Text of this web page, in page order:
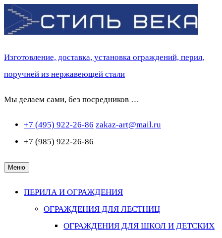
Перейти
к
Изготовление, доставка, установка ограждений, перил,
поручней из нержавеющей стали
Мы делаем сами, без посредников …
+7 (495) 922-26-86 zakaz-art@mail.ru
+7 (985) 922-26-86
Меню
ПЕРИЛА И ОГРАЖДЕНИЯ
ОГРАЖДЕНИЯ ДЛЯ ЛЕСТНИЦ
ОГРАЖДЕНИЯ ДЛЯ ШКОЛ И ДЕТСКИХ